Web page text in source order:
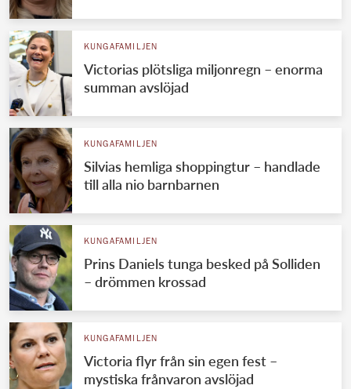
KUNGAFAMILJEN
Victorias plötsliga miljonregn – enorma
summan avslöjad
KUNGAFAMILJEN
Silvias hemliga shoppingtur – handlade
till alla nio barnbarnen
KUNGAFAMILJEN
Prins Daniels tunga besked på Solliden
– drömmen krossad
KUNGAFAMILJEN
Victoria flyr från sin egen fest –
mystiska frånvaron avslöjad